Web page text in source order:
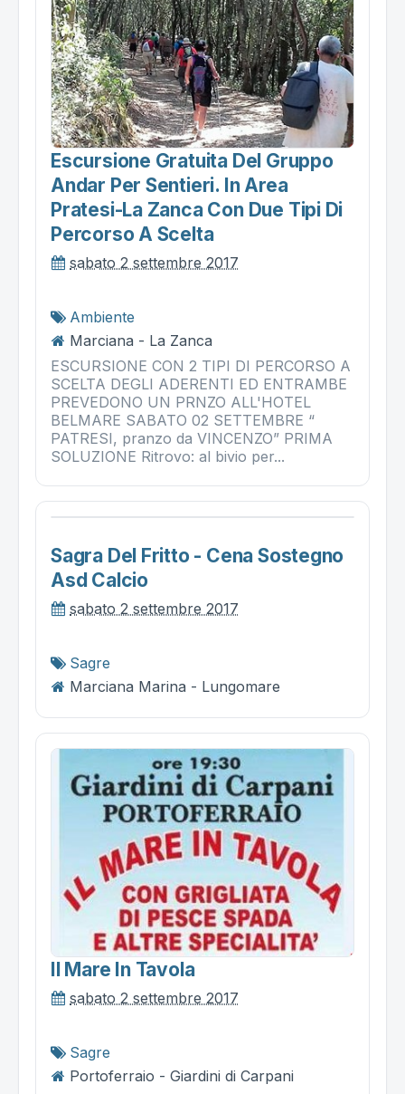
Escursione Gratuita Del Gruppo
Andar Per Sentieri. In Area
Pratesi-La Zanca Con Due Tipi Di
Percorso A Scelta
sabato 2 settembre 2017
Ambiente
Marciana - La Zanca
ESCURSIONE CON 2 TIPI DI PERCORSO A
SCELTA DEGLI ADERENTI ED ENTRAMBE
PREVEDONO UN PRNZO ALL'HOTEL
BELMARE SABATO 02 SETTEMBRE “
PATRESI, pranzo da VINCENZO” PRIMA
SOLUZIONE Ritrovo: al bivio per...
Sagra Del Fritto - Cena Sostegno
Asd Calcio
sabato 2 settembre 2017
Sagre
Marciana Marina - Lungomare
Il Mare In Tavola
sabato 2 settembre 2017
Sagre
Portoferraio - Giardini di Carpani